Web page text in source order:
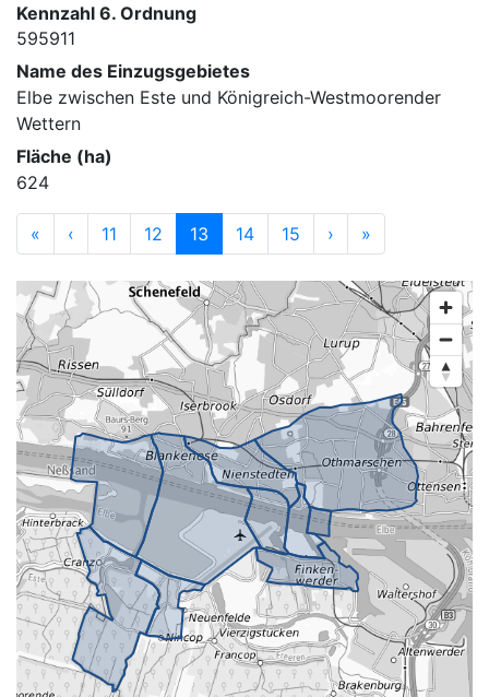
Kennzahl 6. Ordnung
595911
Name des Einzugsgebietes
Elbe zwischen Este und Königreich-Westmoorender
Wettern
Fläche (ha)
624
« ‹ 11 12 13 14 15 › »